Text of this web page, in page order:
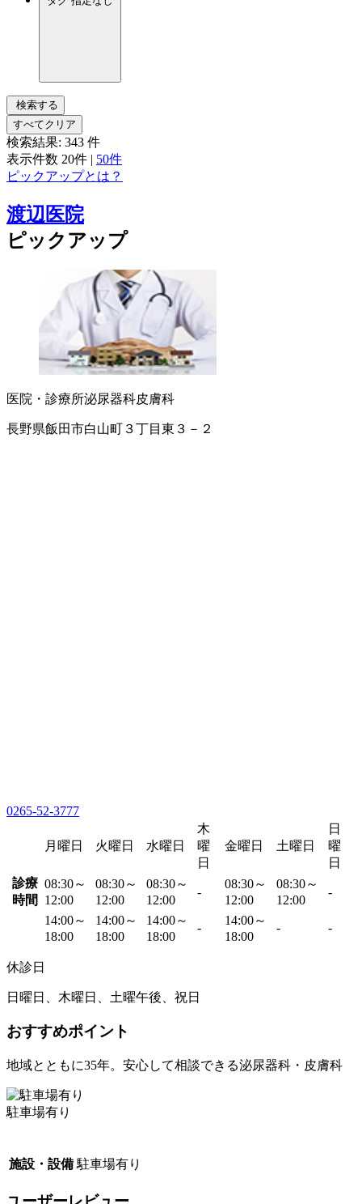
検索する
すべてクリア
検索結果: 343 件
表示件数 20件 | 50件
ピックアップとは？
渡辺医院
ピックアップ
医院・診療所泌尿器科皮膚科
長野県飯田市白山町３丁目東３－２
0265-52-3777
月曜日 火曜日 水曜日
木
曜
日
金曜日 土曜日
日
曜
日
診療
時間
08:30～
12:00
08:30～
12:00
08:30～
12:00
-
08:30～
12:00
08:30～
12:00
-
14:00～
18:00
14:00～
18:00
14:00～
18:00
-
14:00～
18:00
- -
休診日
日曜日、木曜日、土曜午後、祝日
おすすめポイント
地域とともに35年。安心して相談できる泌尿器科・皮膚科
駐車場有り
施設・設備 駐車場有り